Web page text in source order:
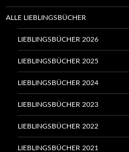
ALLE LIEBLINGSBÜCHER
LIEBLINGSBÜCHER 2026
LIEBLINGSBÜCHER 2025
LIEBLINGSBÜCHER 2024
LIEBLINGSBÜCHER 2023
LIEBLINGSBÜCHER 2022
LIEBLINGSBÜCHER 2021